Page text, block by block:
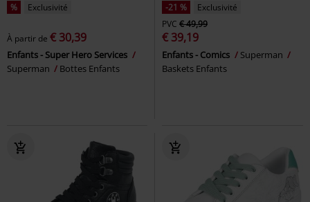
% Exclusivité
À partir de € 30,39
Enfants - Super Hero Services
Superman
Bottes Enfants
-21 %
Exclusivité
PVC € 49,99
€ 39,19
Enfants - Comics
Superman
Baskets Enfants